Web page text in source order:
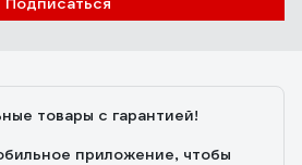
товары с гарантией!
приложение, чтобы